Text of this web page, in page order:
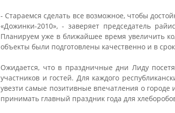
- Стараемся сделать все возможное, чтобы
«Дожинки-2010», - заверяет председатель
Планируем уже в ближайшее время увеличить
объекты были подготовлены качественно и в
Ожидается, что в праздничные дни Лиду
участников и гостей. Для каждого
увезти самые позитивные впечатления о городе
принимать главный праздник года для